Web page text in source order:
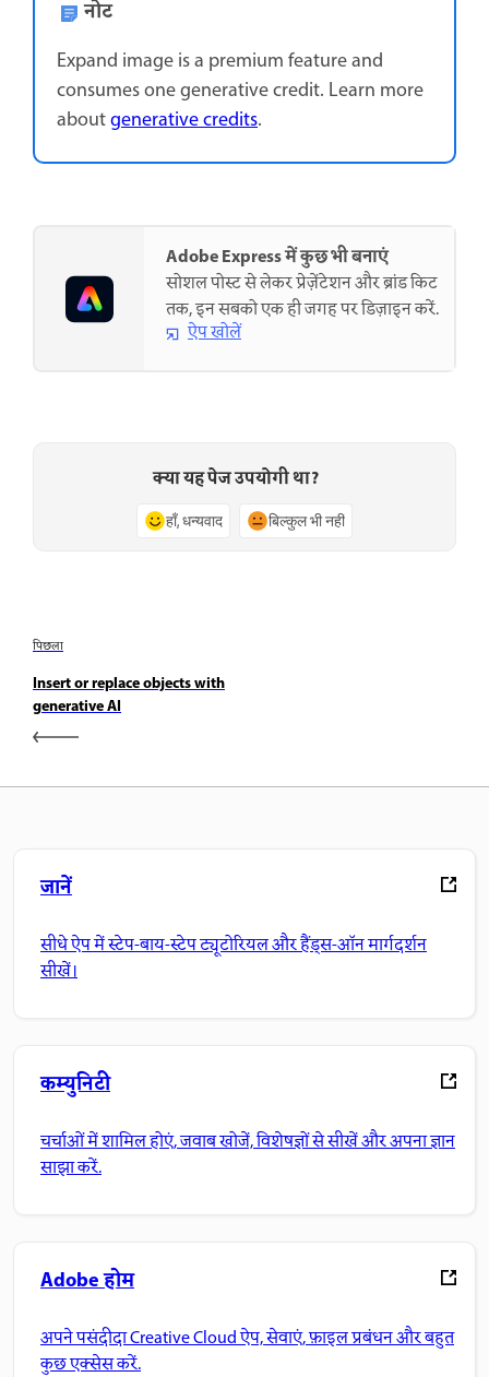
नोट
Expand image is a premium feature and
consumes one generative credit. Learn more
aboutgenerative credits.
Adobe Express में कुछ भी बनाएं
सोशल पोस्ट से लेकर प्रेज़ेंटेशन और ब्रांड किट
तक, इन सबको एक ही जगह पर डिज़ाइन करें.
ऐप खोलें
क्या यह पेज उपयोगी था?
हाँ, धन्यवाद बिल्कुल भी नहीं
पिछला
Insert or replace objects with
generative AI
जानें
सीधे ऐप में स्टेप-बाय-स्टेप ट्यूटोरियल और हैंड्स-ऑन मार्गदर्शन
सीखें।
कम्युनिटी
चर्चाओं में शामिल होएं, जवाब खोजें, विशेषज्ञों से सीखें और अपना ज्ञान
साझा करें.
Adobe होम
अपने पसंदीदा Creative Cloud ऐप, सेवाएं, फ़ाइल प्रबंधन और बहुत
कुछ एक्सेस करें.